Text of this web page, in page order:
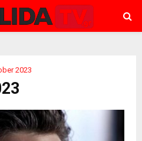
2023